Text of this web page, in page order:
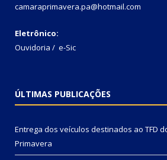
camaraprimavera.pa@hotmail.com
Eletrônico:
Ouvidoria / e-Sic
ÚLTIMAS PUBLICAÇÕES
Entrega dos veículos destinados ao TFD
Primavera